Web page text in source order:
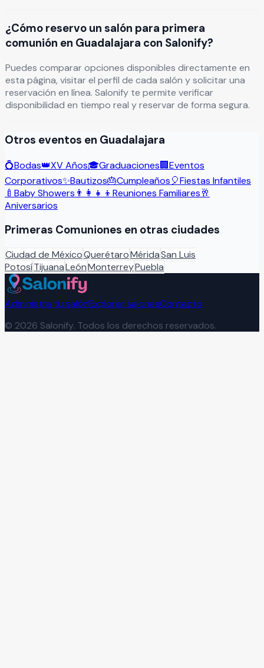
¿Cómo reservo un salón para primera
comunión en Guadalajara con Salonify?
Puedes comparar opciones disponibles directamente en
esta página, visitar el perfil de cada salón y solicitar una
reservación en línea. Salonify te permite verificar
disponibilidad en tiempo real y reservar de forma segura.
Otros eventos en Guadalajara
💍Bodas👑XV Años🎓Graduaciones🏢Eventos
Corporativos✨Bautizos🎂Cumpleaños🎈Fiestas Infantiles
🍼 Baby Showers 👨‍👩‍👧‍👦 Reuniones Familiares🥂
Aniversarios
Primeras Comuniones en otras ciudades
Ciudad de MéxicoQuerétaroMéridaSan Luis
PotosíTijuanaLeónMonterreyPuebla
Administra tu salónExplorar salonesContacto
© 2026 Salonify. Todos los derechos reservados.